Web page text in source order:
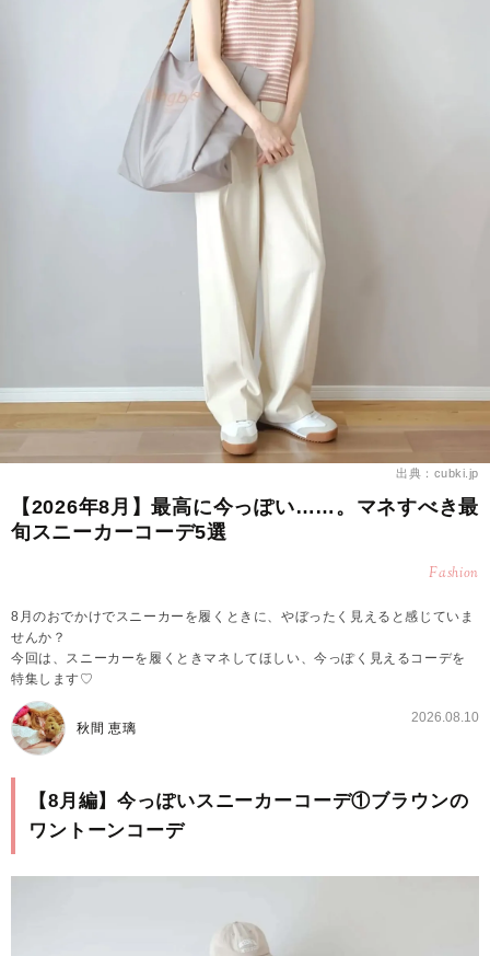
出典：cubki.jp
【2026年8月】最高に今っぽい……。マネすべき最
旬スニーカーコーデ5選
Fashion
8月のおでかけでスニーカーを履くときに、やぼったく見えると感じていま
せんか？
今回は、スニーカーを履くときマネしてほしい、今っぽく見えるコーデを
特集します♡
秋間 恵璃
2026.08.10
【8月編】今っぽいスニーカーコーデ①ブラウンの
ワントーンコーデ